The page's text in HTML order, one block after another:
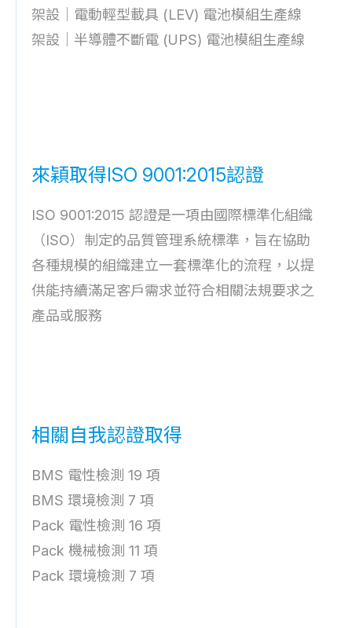
架設｜電動輕型載具 (LEV) 電池模組生產線
架設｜半導體不斷電 (UPS) 電池模組生產線
來穎取得ISO 9001:2015認證
ISO 9001:2015 認證是一項由國際標準化組織
（ISO）制定的品質管理系統標準，旨在協助
各種規模的組織建立一套標準化的流程，以提
供能持續滿足客戶需求並符合相關法規要求之
產品或服務
相關自我認證取得
BMS 電性檢測 19 項
BMS 環境檢測 7 項
Pack 電性檢測 16 項
Pack 機械檢測 11 項
Pack 環境檢測 7 項